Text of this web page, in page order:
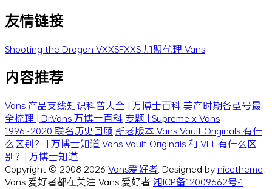
友情链接
Shooting the Dragon VXXSFXXS加盟代理 Vans
内容推荐
Vans 产品支线知识科普大全 | 万博士百科美产时期各型号最
全梳理 | Dr.Vans 万博士百科 专题 | Supreme x Vans
1996~2020 联名历史回顾 新老版本 Vans Vault Originals 有什
么区别？ | 万博士知道Vans Vault Originals 和 VLT 有什么区
别？| 万博士知道
Copyright © 2008-2026 Vans爱好者 . Designed bynicetheme
Vans 爱好者都在关注 Vans 爱好者湘ICP备12009662号-1